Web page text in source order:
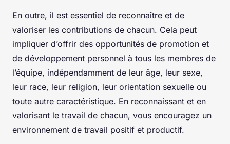
En outre, il est essentiel de reconnaître et de
valoriser les contributions de chacun. Cela peut
impliquer d’offrir des opportunités de promotion et
de développement personnel à tous les membres de
l’équipe, indépendamment de leur âge, leur sexe,
leur race, leur religion, leur orientation sexuelle ou
toute autre caractéristique. En reconnaissant et en
valorisant le travail de chacun, vous encouragez un
environnement de travail positif et productif.